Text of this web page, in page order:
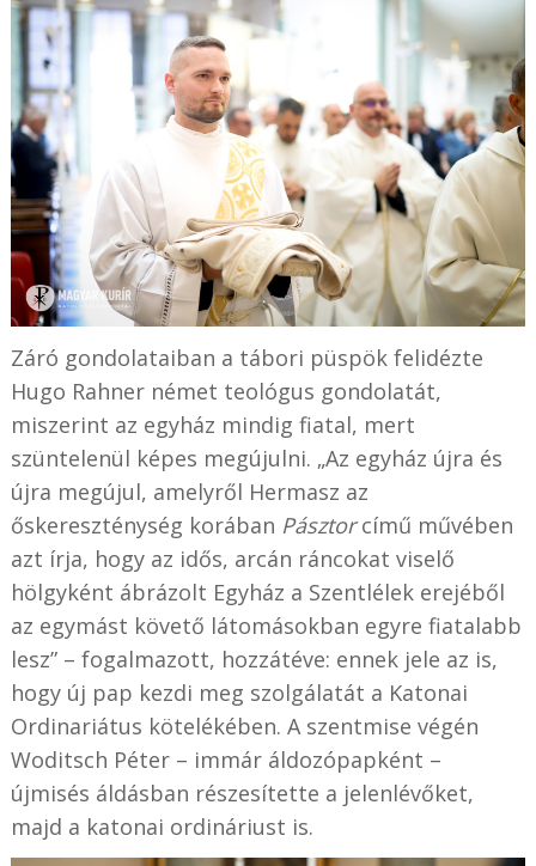
Záró gondolataiban a tábori püspök felidézte
Hugo Rahner német teológus gondolatát,
miszerint az egyház mindig fiatal, mert
szüntelenül képes megújulni. „Az egyház újra és
újra megújul, amelyről Hermasz az
őskereszténység korában Pásztorcímű művében
azt írja, hogy az idős, arcán ráncokat viselő
hölgyként ábrázolt Egyház a Szentlélek erejéből
az egymást követő látomásokban egyre fiatalabb
lesz” – fogalmazott, hozzátéve: ennek jele az is,
hogy új pap kezdi meg szolgálatát a Katonai
Ordinariátus kötelékében. A szentmise végén
Woditsch Péter – immár áldozópapként –
újmisés áldásban részesítette a jelenlévőket,
majd a katonai ordináriust is.